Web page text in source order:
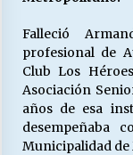
Falleció
profesional de
Club Los
Asociación
años de esa
desempeñaba
Municipalidad de